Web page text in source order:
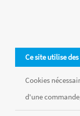
Ce site utilise
Cookies
d'une
Tous les produits sont